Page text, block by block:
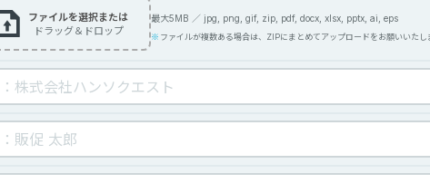
ファイルを選択または
ドラッグ＆ドロップ
最大5MB ／ jpg, png, gif, zip, pdf, docx, xlsx, pptx, ai, eps
ファイルが複数ある場合は、ZIPにまとめてアップロードをお願いいたし